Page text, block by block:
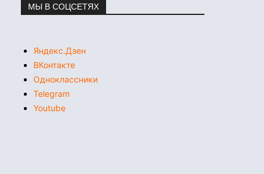
МЫ В СОЦСЕТЯХ
Яндекс.Дзен
ВКонтакте
Одноклассники
Telegram
Youtube